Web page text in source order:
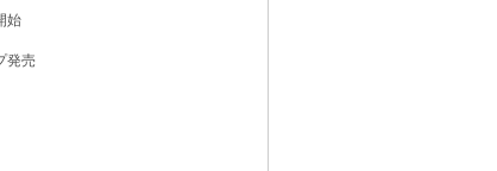
始
発売